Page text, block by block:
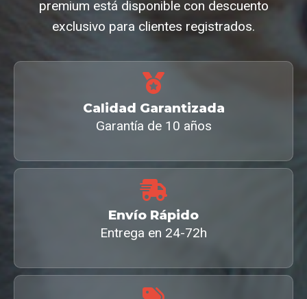
premium está disponible con descuento
exclusivo para clientes registrados.
Calidad Garantizada
Garantía de 10 años
Envío Rápido
Entrega en 24-72h